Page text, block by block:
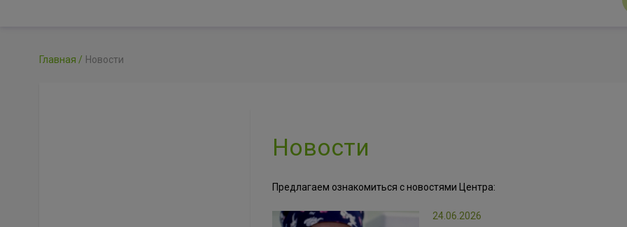
Главная Новости
Новости
Предлагаем ознакомиться с новостями Центра:
24.06.2026